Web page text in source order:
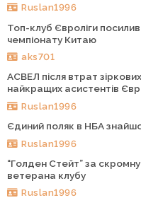
Ruslan1996
Топ-клуб Євроліги
чемпіонату Китаю
aks701
АСВЕЛ після втрат
найкращих асистентів
Ruslan1996
Єдиний поляк в НБА
Ruslan1996
“Голден Стейт” за
ветерана клубу
Ruslan1996